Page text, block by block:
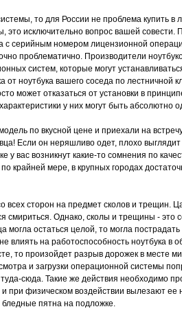
то для России не проблема купить
это исключительно вопрос вашей совести.
с серийным номером лицензионной
проблематично. Производители
систем, которые могут
от ноутбука вашего соседа по лестничной
может отказаться от установки в
у них могут быть абсолютно
по вкусной цене и приехали на
Если он неряшливо одет, плохо
у вас возникнут какие-то сомнения по
крайней мере, в крупных городах
всех сторон на предмет сколов и трещин.
смириться. Однако, сколы и трещины - это
могла остаться целой, то могла
влиять на работоспособность ноутбука в
то произойдет разрыв дорожек в месте
и загрузки операционной системы
сюда. Такие же действия необходимо
при физическом воздействии вылезают
пятна на подложке.